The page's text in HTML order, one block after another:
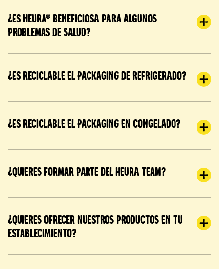
¿Es Heura® beneficiosa para algunos
problemas de salud?
¿Es reciclable el packaging de refrigerado?
¿Es reciclable el packaging en congelado?
¿Quieres formar parte del Heura Team?
¿Quieres ofrecer nuestros productos en tu
establecimiento?